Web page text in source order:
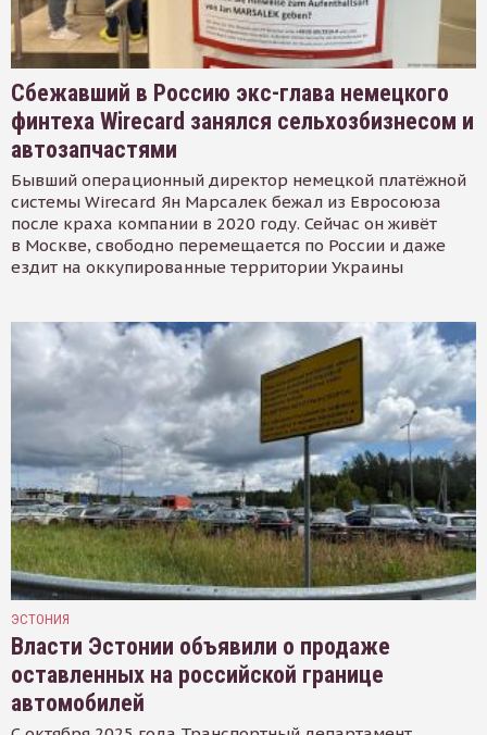
Сбежавший в Россию экс-глава немецкого
финтеха Wirecard занялся сельхозбизнесом и
автозапчастями
Бывший операционный директор немецкой платёжной
системы Wirecard Ян Марсалек бежал из Евросоюза
после краха компании в 2020 году. Сейчас он живёт
в Москве, свободно перемещается по России и даже
ездит на оккупированные территории Украины
ЭСТОНИЯ
Власти Эстонии объявили о продаже
оставленных на российской границе
автомобилей